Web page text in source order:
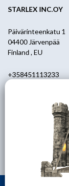
STARLEX INC.OY
Päivärinteenkatu 1
04400 Järvenpää
Finland , EU
+358451113233
starlex@kolumbus.fi
Asiakaspalvelu
ark.klo 08.30-17.00